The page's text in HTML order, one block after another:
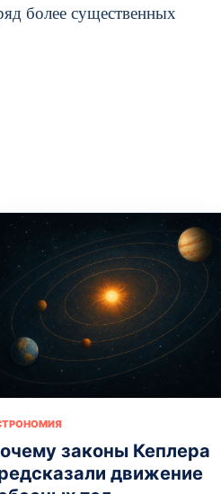
более существенных
законы Кеплера
движение